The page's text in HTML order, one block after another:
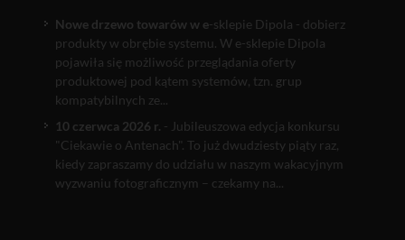
Nowe drzewo towarów w e-sklepie Dipola - dobierz
produkty w obrębie systemu. W e-sklepie Dipola
pojawiła się możliwość przeglądania oferty
produktowej pod kątem systemów, tzn. grup
kompatybilnych ze...
10 czerwca 2026 r. - Jubileuszowa edycja konkursu
"Ciekawie o Antenach". To już dwudziesty piąty raz,
kiedy zapraszamy do udziału w naszym wakacyjnym
wyzwaniu fotograficznym – czekamy na...